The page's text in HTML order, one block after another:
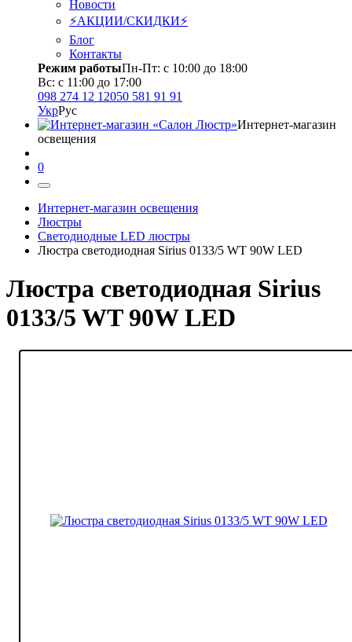
Новости
⚡АКЦИИ/СКИДКИ⚡
Блог
Контакты
Режим работыПн-Пт: с 10:00 до 18:00
Вс: с 11:00 до 17:00
098 274 12 12050 581 91 91
УкрРус
Интернет-магазин
освещения
0
Интернет-магазин освещения
Люстры
Светодиодные LED люстры
Люстра светодиодная Sirius 0133/5 WT 90W LED
Люстра светодиодная Sirius
0133/5 WT 90W LED